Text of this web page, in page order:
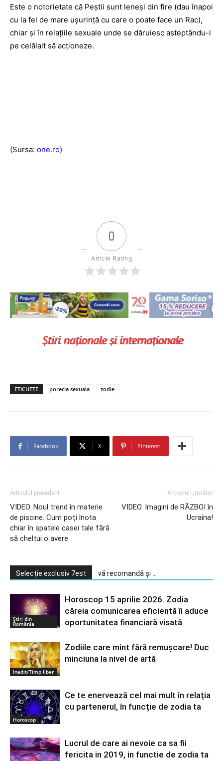
Este o notorietate că Peştii sunt leneşi din fire (dau înapoi
cu la fel de mare uşurinţă cu care o poate face un Rac),
chiar şi în relaţiile sexuale unde se dăruiesc aşteptându-l
pe celălalt să acţioneze.
(Sursa: one.ro)
0
Article Rating
ETICHETE porecla sexuala zodie
Facebook X Pinterest
Articolul precedent
VIDEO. Noul trend în materie
de piscine. Cum poţi înota
chiar în spatele casei tale fără
să cheltui o avere
Articolul următor
VIDEO. Imagini de RĂZBOI în
Ucraina!
Selecție exclusiv 7est vă recomandă și ...
Știri din
România
Horoscop 15 aprilie 2026. Zodia
căreia comunicarea eficientă îi aduce
oportunitatea financiară visată
Inedit/Timp liber
Zodiile care mint fără remușcare! Duc
minciuna la nivel de artă
Horoscop
Ce te enervează cel mai mult în relația
cu partenerul, în funcție de zodia ta
Lucrul de care ai nevoie ca sa fii
fericita in 2019, in functie de zodia ta